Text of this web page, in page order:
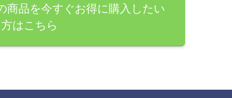
商品を今すぐお得に購入したい
方はこちら